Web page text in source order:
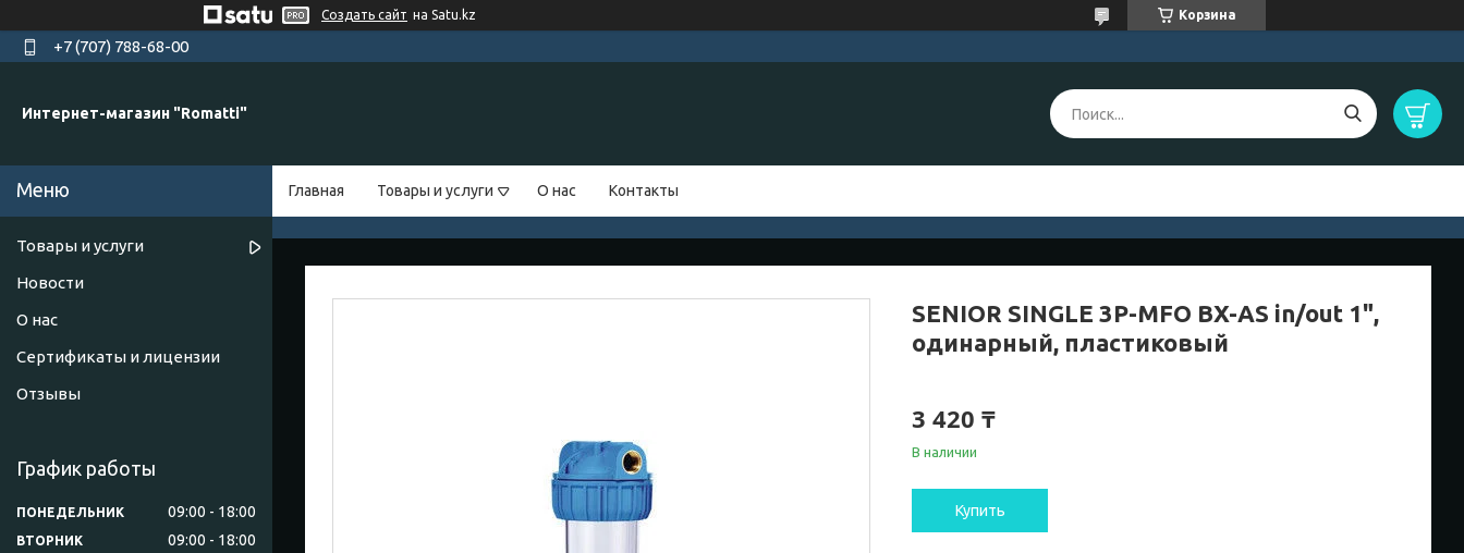
Создать сайт на Satu.kz Корзина
+7 (707) 788-68-00
Интернет-магазин "Romatti"
Главная Товары и услуги О нас Контакты
SENIOR SINGLE 3P-MFO BX-AS in/out 1",
одинарный, пластиковый
3 420 ₸
В наличии
Купить
Товары и услуги
Новости
О нас
Сертификаты и лицензии
Отзывы
График работы
ПОНЕДЕЛЬНИК 09:00 18:00
ВТОРНИК 09:00 18:00